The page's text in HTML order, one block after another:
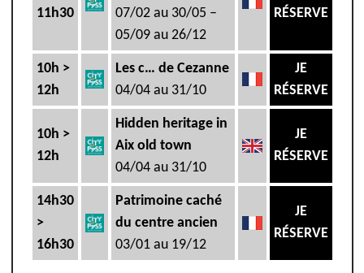
11h30
07/02 au 30/05 –
05/09 au 26/12
RÉSERVE
10h >
12h
Les c… de Cezanne
04/04 au 31/10
JE
RÉSERVE
10h >
12h
Hidden heritage in
Aix old town
04/04 au 31/10
JE
RÉSERVE
14h30
>
16h30
Patrimoine caché
du centre ancien
03/01 au 19/12
JE
RÉSERVE